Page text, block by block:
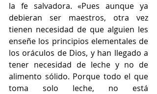
la fe salvadora. «Pues aunque ya
debieran ser maestros, otra vez
tienen necesidad de que alguien les
enseñe los principios elementales de
los oráculos de Dios, y han llegado a
tener necesidad de leche y no de
alimento sólido. Porque todo el que
toma solo leche, no está